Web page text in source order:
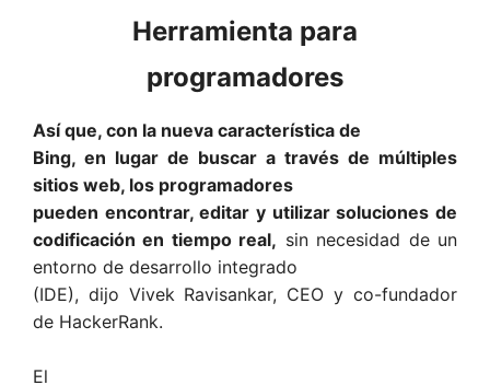
Herramienta para
programadores
Así que, con la nueva característica de
Bing, en lugar de buscar a través de múltiples
sitios web, los programadores
pueden encontrar, editar y utilizar soluciones de
codificación en tiempo real, sin necesidad de un
entorno de desarrollo integrado
(IDE), dijo Vivek Ravisankar, CEO y co-fundador
de HackerRank.
El